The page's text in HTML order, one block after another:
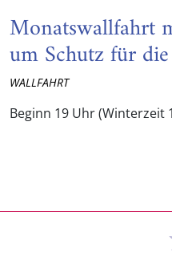
Monatswallfahrt
um Schutz für
WALLFAHRT
Beginn 19 Uhr (Winterzeit